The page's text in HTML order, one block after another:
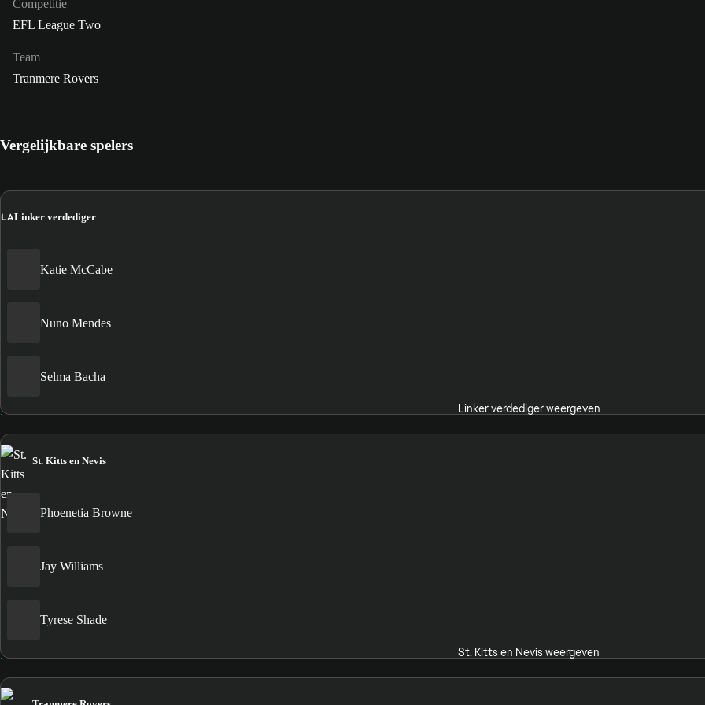
Competitie
EFL League Two
Team
Tranmere Rovers
Vergelijkbare spelers
LALinker verdediger
Katie McCabe
Nuno Mendes
Selma Bacha
Linker verdediger weergeven
St. Kitts en Nevis
Phoenetia Browne
Jay Williams
Tyrese Shade
St. Kitts en Nevis weergeven